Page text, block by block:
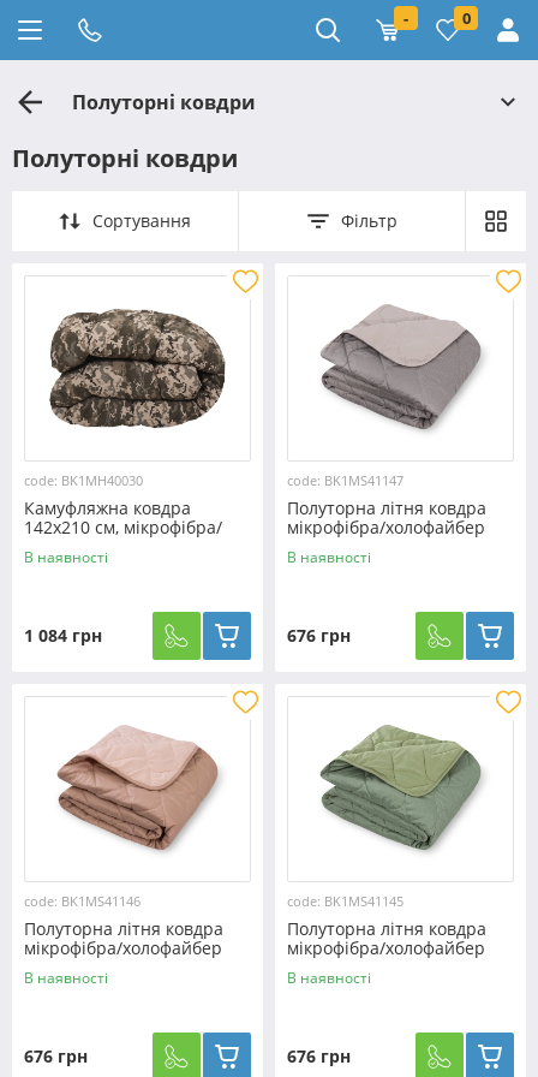
- 0
Полуторні ковдри
Полуторні ковдри
Сортування Фільтр
code: BK1MH40030
Камуфляжна ковдра
142х210 см, мікрофібра/
холофайбер №40030
В наявності
1 084 грн
code: BK1MS41147
Полуторна літня ковдра
мікрофібра/холофайбер
двостороння №41147
В наявності
676 грн
code: BK1MS41146
Полуторна літня ковдра
мікрофібра/холофайбер
двостороння №41146
В наявності
676 грн
code: BK1MS41145
Полуторна літня ковдра
мікрофібра/холофайбер
двостороння №41145
В наявності
676 грн